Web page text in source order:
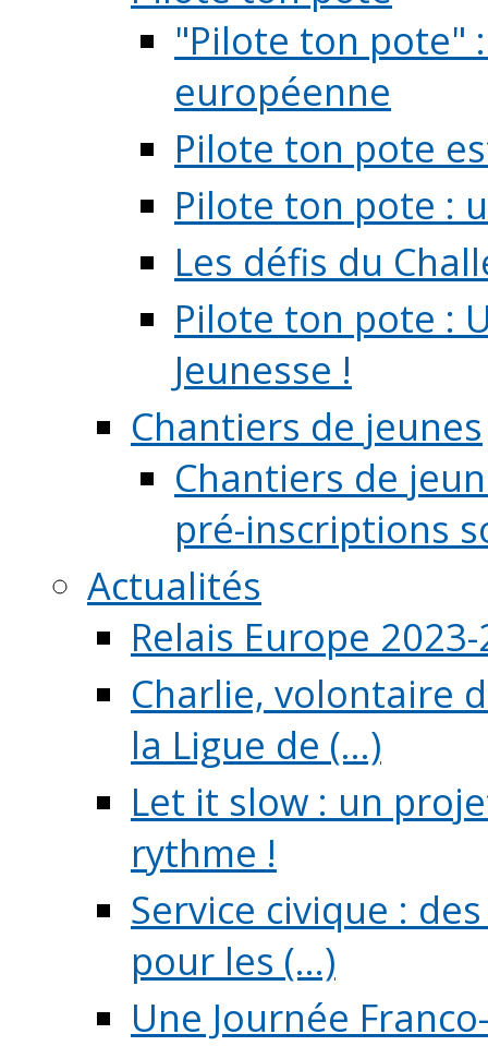
"Pilote ton pote"
européenne
Pilote ton pote
Pilote ton pote :
Les défis du
Pilote ton pote :
Jeunesse !
Chantiers de jeunes
Chantiers de
pré-inscriptions
Actualités
Relais Europe
Charlie, volontaire
la Ligue de (...)
Let it slow : un
rythme !
Service civique :
pour les (...)
Une Journée